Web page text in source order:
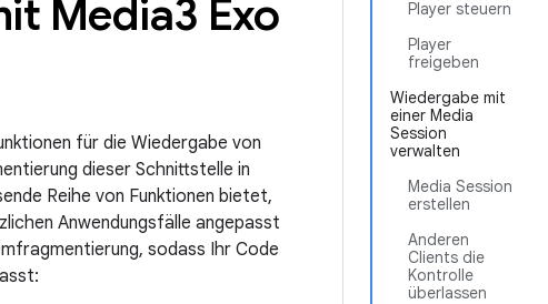
Player steuern
Player
freigeben
Wiedergabe mit
einer Media
Session
verwalten
Media Session
erstellen
Anderen
Clients die
Kontrolle
überlassen
Media3 Exo
für die Wiedergabe von
dieser Schnittstelle in
Reihe von Funktionen bietet,
Anwendungsfälle angepasst
sodass Ihr Code